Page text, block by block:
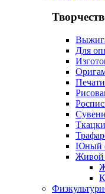
Для
Юный
Живой